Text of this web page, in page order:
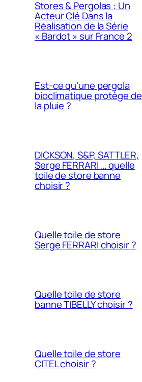
Stores & Pergolas : Un
Acteur Clé Dans la
Réalisation de la Série
« Bardot » sur France 2
Est-ce qu’une pergola
bioclimatique protège de
la pluie ?
DICKSON, S&P, SATTLER,
Serge FERRARI … quelle
toile de store banne
choisir ?
Quelle toile de store
Serge FERRARI choisir ?
Quelle toile de store
banne TIBELLY choisir ?
Quelle toile de store
CITEL choisir ?